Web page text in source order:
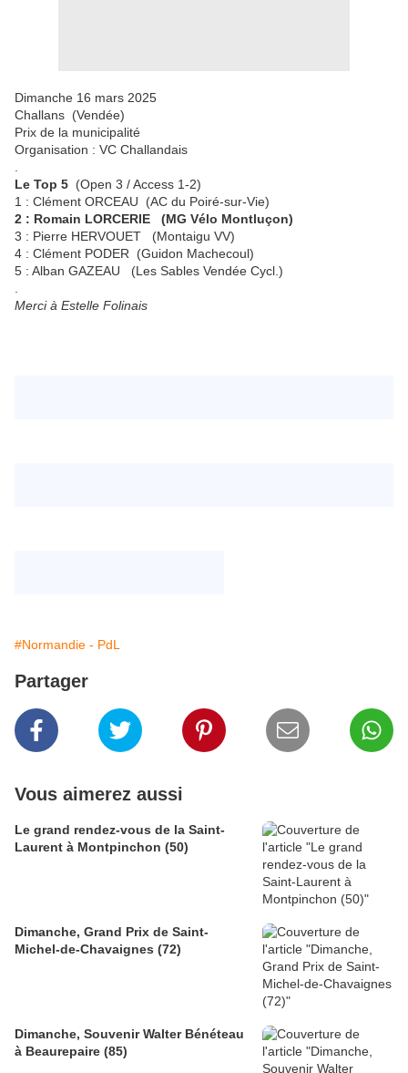
Dimanche 16 mars 2025
Challans (Vendée)
Prix de la municipalité
Organisation : VC Challandais
Le Top 5 (Open 3 / Access 1-2)
1 : Clément ORCEAU (AC du Poiré-sur-Vie)
2 : Romain LORCERIE (MG Vélo Montluçon)
3 : Pierre HERVOUET (Montaigu VV)
4 : Clément PODER (Guidon Machecoul)
5 : Alban GAZEAU (Les Sables Vendée Cycl.)
Merci à Estelle Folinais
#Normandie - PdL
Partager
Vous aimerez aussi
Le grand rendez-vous de la Saint-
Laurent à Montpinchon (50)
Dimanche, Grand Prix de Saint-
Michel-de-Chavaignes (72)
Dimanche, Souvenir Walter Bénéteau
à Beaurepaire (85)